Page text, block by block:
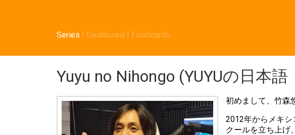
Series | Dashboard | Flashcards
Yuyu no Nihongo (YUYUの日本
初めまして、竹森
2012年からメキシ
クールを立ち上げ